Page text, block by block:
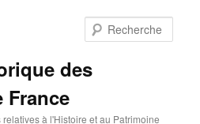
des
France
à l'Histoire et au Patrimoine